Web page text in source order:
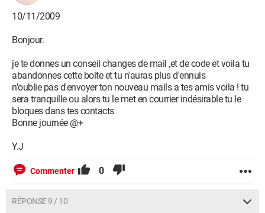
10/11/2009
Bonjour.
je te donnes un conseil changes de mail ,et de code et voila tu
abandonnes cette boite et tu n'auras plus d'ennuis
n'oublie pas d'envoyer ton nouveau mails a tes amis voila ! tu
sera tranquille ou alors tu le met en courrier indésirable tu le
bloques dans tes contacts
Bonne journée @+
Y.J
Commenter 0
RÉPONSE 9 / 10